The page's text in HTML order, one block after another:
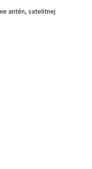
antén, satelitnej